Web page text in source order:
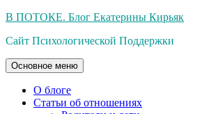
Перейти
содержимому
В ПОТОКЕ. Блог Екатерины Кирьяк
Сайт Психологической Поддержки
Основное меню
О блоге
Статьи об отношениях